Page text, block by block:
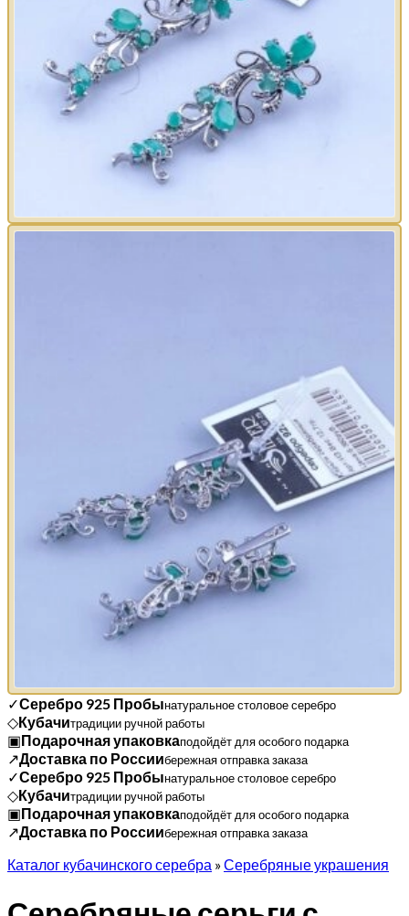
✓Серебро 925 Пробынатуральное столовое серебро
◇Кубачитрадиции ручной работы
▣Подарочная упаковкаподойдёт для особого подарка
↗Доставка по Россиибережная отправка заказа
✓Серебро 925 Пробынатуральное столовое серебро
◇Кубачитрадиции ручной работы
▣Подарочная упаковкаподойдёт для особого подарка
↗Доставка по Россиибережная отправка заказа
Каталог кубачинского серебра »Серебряные украшения